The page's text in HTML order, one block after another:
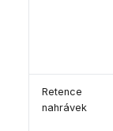
Retence
nahrávek